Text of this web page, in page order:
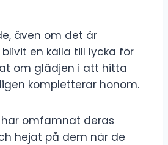
även om det är
en källa till lycka för
om glädjen i att hitta
kompletterar honom.
omfamnat deras
hejat på dem när de